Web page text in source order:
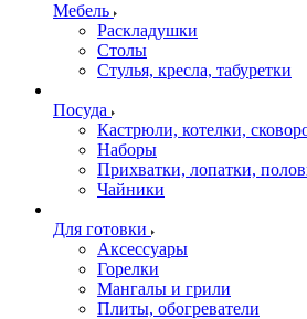
Мебель
Раскладушки
Столы
Стулья, кресла, табуретки
Посуда
Кастрюли, котелки,
Наборы
Прихватки, лопатки,
Чайники
Для готовки
Аксессуары
Горелки
Мангалы и грили
Плиты, обогреватели